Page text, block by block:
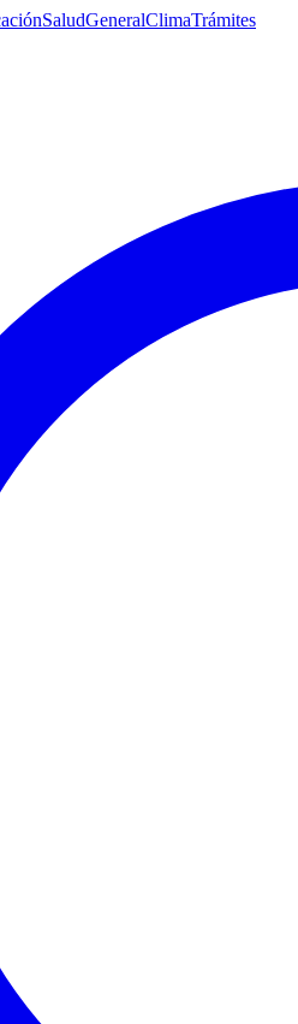
SaludGeneralClimaTrámites